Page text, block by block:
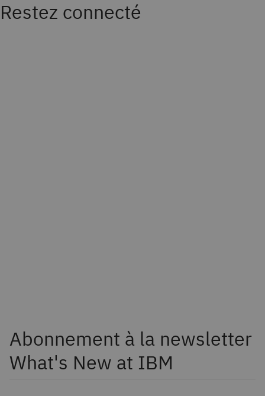
Restez connecté
Abonnement à la newsletter
What's New at IBM